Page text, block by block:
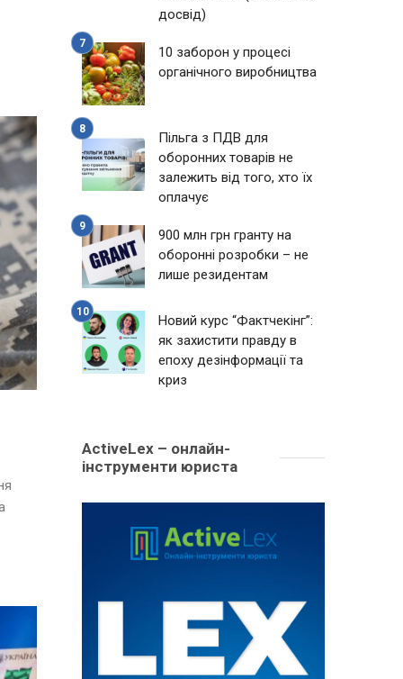
досвід)
10 заборон у процесі
органічного виробництва
Пільга з ПДВ для
оборонних товарів не
залежить від того, хто їх
оплачує
900 млн грн гранту на
оборонні розробки – не
лише резидентам
Новий курс “Фактчекінг”:
як захистити правду в
епоху дезінформації та
криз
ActiveLex – онлайн-
інструменти юриста